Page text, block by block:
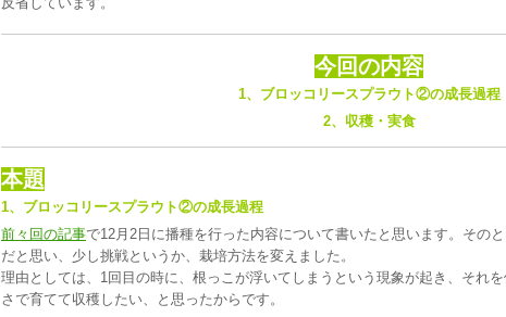
今回の内容
1、ブロッコリースプラウト②の成長過程
2、収穫・実食
本題
1、ブロッコリースプラウト②の成長過程
前々回の記事で12月2日に播種を行った内容について書いたと思います。その
だと思い、少し挑戦というか、栽培方法を変えました。
理由としては、1回目の時に、根っこが浮いてしまうという現象が起き、それ
さで育てて収穫したい、と思ったからです。